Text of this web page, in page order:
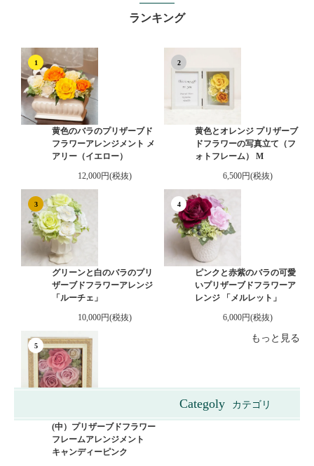
ランキング
1
黄色のバラのプリザーブド
フラワーアレンジメント メ
アリー（イエロー）
12,000円(税抜)
2
黄色とオレンジ プリザーブ
ドフラワーの写真立て（フ
ォトフレーム） M
6,500円(税抜)
3
グリーンと白のバラのプリ
ザーブドフラワーアレンジ
「ルーチェ」
10,000円(税抜)
4
ピンクと赤紫のバラの可愛
いプリザーブドフラワーア
レンジ 「メルレット」
6,000円(税抜)
5
(中）プリザーブドフラワー
フレームアレンジメント
キャンディーピンク
もっと見る
Categoly カテゴリ